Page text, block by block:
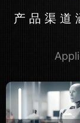
产品渠